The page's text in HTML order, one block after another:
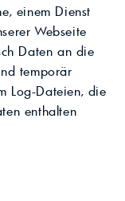
einem Dienst
Webseite
Daten an die
temporär
Log-Dateien, die
enthalten